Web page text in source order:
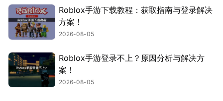
Roblox手游下载教程：获取指南与登录解决
方案！
2026-08-05
Roblox手游登录不上？原因分析与解决方
案！
2026-08-05